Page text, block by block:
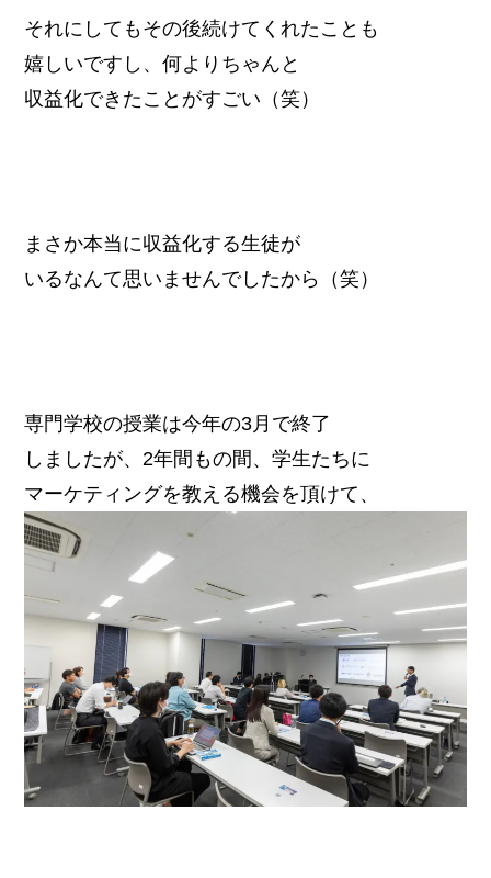
それにしてもその後続けてくれたことも
嬉しいですし、何よりちゃんと
収益化できたことがすごい（笑）
まさか本当に収益化する生徒が
いるなんて思いませんでしたから（笑）
専門学校の授業は今年の3月で終了
しましたが、2年間もの間、学生たちに
マーケティングを教える機会を頂けて、